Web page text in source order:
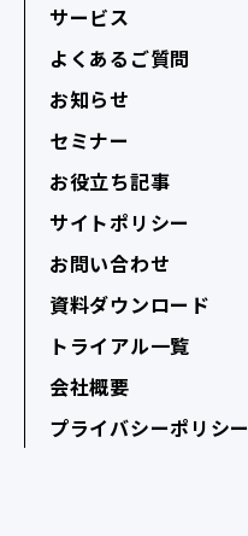
サービス
よくあるご質問
お知らせ
セミナー
お役立ち記事
サイトポリシー
お問い合わせ
資料ダウンロード
トライアル一覧
会社概要
プライバシーポリシー